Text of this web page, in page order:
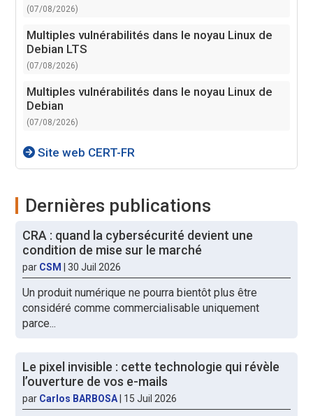
(07/08/2026)
Multiples vulnérabilités dans le noyau Linux de
Debian LTS
(07/08/2026)
Multiples vulnérabilités dans le noyau Linux de
Debian
(07/08/2026)
Site web CERT-FR
Dernières publications
CRA : quand la cybersécurité devient une
condition de mise sur le marché
par CSM |30 Juil 2026
Un produit numérique ne pourra bientôt plus être
considéré comme commercialisable uniquement
parce...
Le pixel invisible : cette technologie qui révèle
l’ouverture de vos e-mails
par Carlos BARBOSA 15 Juil 2026